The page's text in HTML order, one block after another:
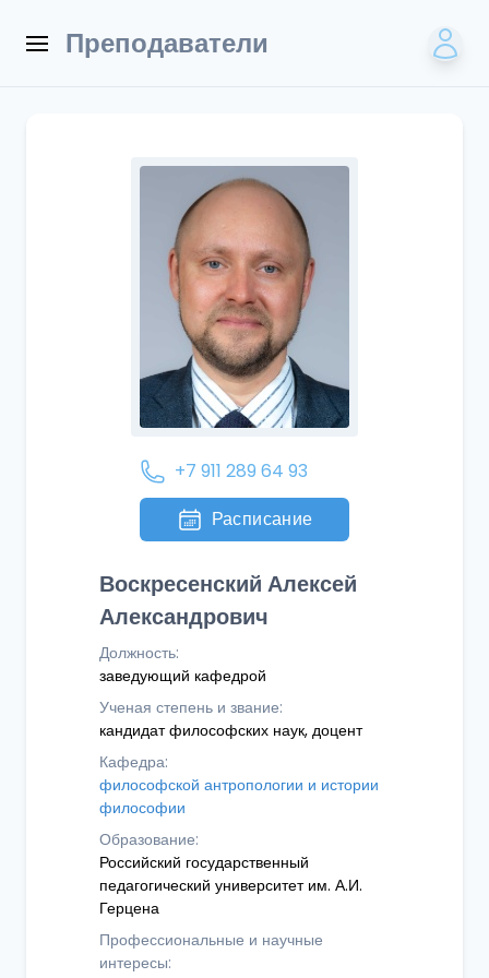
Преподаватели
+7 911 289 64 93
Расписание
Воскресенский Алексей
Александрович
Должность:
заведующий кафедрой
Ученая степень и звание:
кандидат философских наук, доцент
Кафедра:
философской антропологии и истории
философии
Образование:
Российский государственный
педагогический университет им. А.И.
Герцена
Профессиональные и научные
интересы: